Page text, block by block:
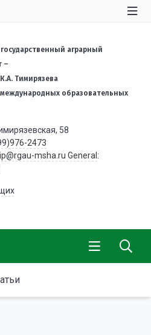
аграрный
–
Тимирязева
образовательных
58
2473
msha.ru General: